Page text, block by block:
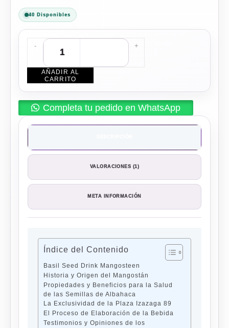
40 Disponibles
- +
AÑADIR AL
CARRITO
Completa tu pedido en WhatsApp
VALORACIONES (1)
META INFORMACIÓN
Índice del Contenido
Basil Seed Drink Mangosteen
Historia y Origen del Mangostán
Propiedades y Beneficios para la Salud
de las Semillas de Albahaca
La Exclusividad de la Plaza Izazaga 89
El Proceso de Elaboración de la Bebida
Testimonios y Opiniones de los